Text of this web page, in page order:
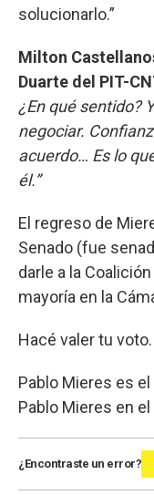
solucionarlo.”
Milton
Duarte del PIT-
¿En qué sentido?
negociar.
acuerdo… Es lo
él.”
El regreso de
Senado (fue
darle a la
mayoría en la
Hacé valer tu voto.
Pablo Mieres es
Pablo Mieres en
¿Encontraste un error?